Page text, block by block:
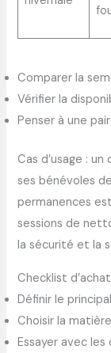
Comparer la
Vérifier la
Penser à une
Cas d’usage :
ses bénévoles
permanences
sessions de
la sécurité et la
Checklist
Définir le
Choisir la
Essayer avec les